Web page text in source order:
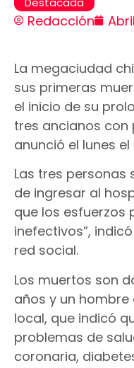
Redacción
La megaciudad
sus primeras
el inicio de su
tres ancianos con
anunció el lunes
Las tres personas
de ingresar al
que los esfuerzos
inefectivos”,
red social.
Los muertos son
años y un hombre
local, que indicó
problemas de
coronaria,